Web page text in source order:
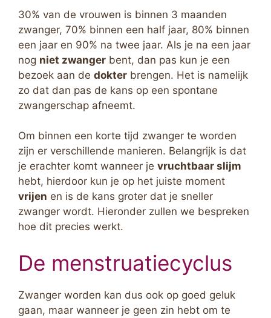
30% van de vrouwen is binnen 3 maanden
zwanger, 70% binnen een half jaar, 80% binnen
een jaar en 90% na twee jaar. Als je na een jaar
nog niet zwanger bent, dan pas kun je een
bezoek aan de dokter brengen. Het is namelijk
zo dat dan pas de kans op een spontane
zwangerschap afneemt.
Om binnen een korte tijd zwanger te worden
zijn er verschillende manieren. Belangrijk is dat
je erachter komt wanneer je vruchtbaar slijm
hebt, hierdoor kun je op het juiste moment
vrijen en is de kans groter dat je sneller
zwanger wordt. Hieronder zullen we bespreken
hoe dit precies werkt.
De menstruatiecyclus
Zwanger worden kan dus ook op goed geluk
gaan, maar wanneer je geen zin hebt om te